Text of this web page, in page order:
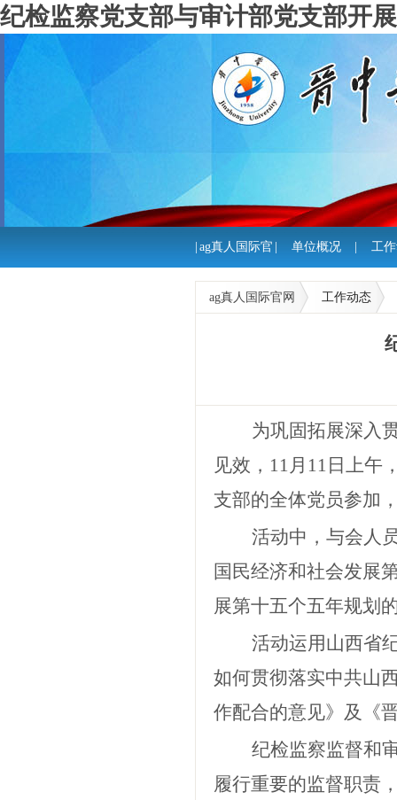
纪检监察党支部与审计部党支部开
ag真人国际官 单位概况 工
ag真人国际官网 工作动态
为巩固拓展深入
见效，11月11日上午
支部的全体党员参加
活动中，与会人
国民经济和社会发展
展第十五个五年规划
活动运用山西省
如何贯彻落实中共山
作配合的意见》及《
纪检监察监督和
履行重要的监督职责